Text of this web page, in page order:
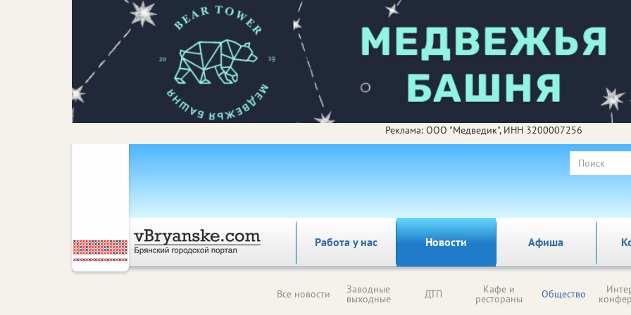
Реклама: ООО "Медведик", ИНН 3200007256
Работа у нас Новости Афиша
Все новости Заводные
выходные ДТП Кафе и
рестораны Общество